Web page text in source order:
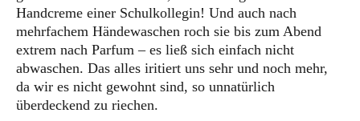
Handcreme einer Schulkollegin! Und auch nach
mehrfachem Händewaschen roch sie bis zum Abend
extrem nach Parfum – es ließ sich einfach nicht
abwaschen. Das alles iritiert uns sehr und noch mehr,
da wir es nicht gewohnt sind, so unnatürlich
überdeckend zu riechen.